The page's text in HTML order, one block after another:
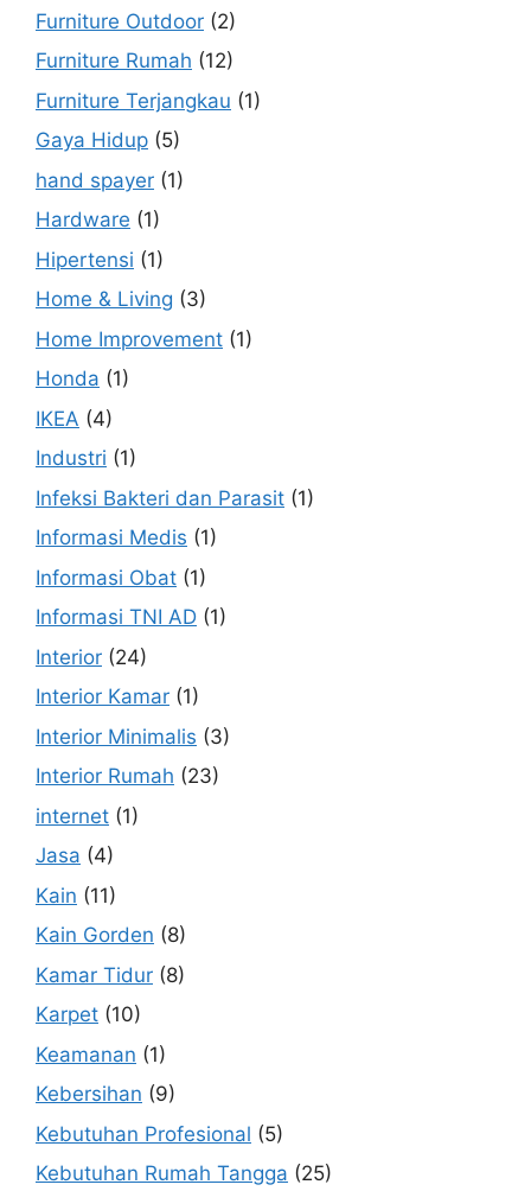
Furniture Outdoor (2)
Furniture Rumah (12)
Furniture Terjangkau (1)
Gaya Hidup (5)
hand spayer (1)
Hardware (1)
Hipertensi (1)
Home & Living (3)
Home Improvement (1)
Honda (1)
IKEA (4)
Industri (1)
Infeksi Bakteri dan Parasit (1)
Informasi Medis (1)
Informasi Obat (1)
Informasi TNI AD (1)
Interior (24)
Interior Kamar (1)
Interior Minimalis (3)
Interior Rumah (23)
internet (1)
Jasa (4)
Kain (11)
Kain Gorden (8)
Kamar Tidur (8)
Karpet (10)
Keamanan (1)
Kebersihan (9)
Kebutuhan Profesional (5)
Kebutuhan Rumah Tangga (25)